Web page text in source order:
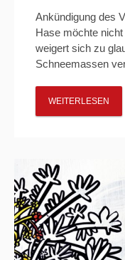
Ankündigung des
Hase möchte
weigert sich zu
Schneemassen
WEITERLESEN